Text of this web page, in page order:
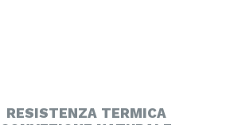
RESISTENZA TERMICA